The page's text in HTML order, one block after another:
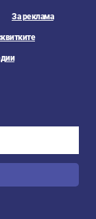
За реклама